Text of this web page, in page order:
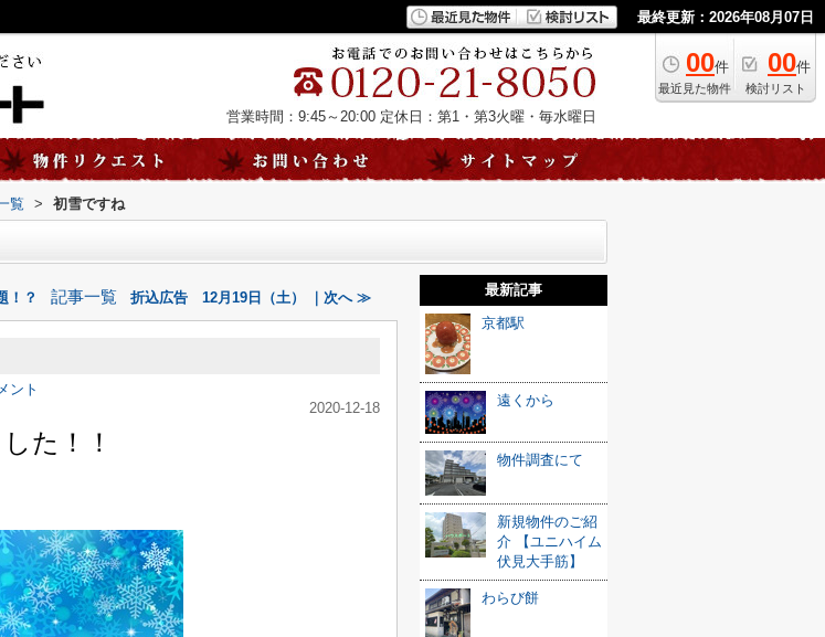
最終更新：2026年08月07日
00件
最近見た物件
00件
検討リスト
営業時間：9:45～20:00 定休日：第1・第3火曜・毎水曜日
覧 > 初雪ですね
！？ 記事一覧 折込広告 12月19日（土） ｜次へ ≫
ント
2020-12-18
た！！
最新記事
京都駅
遠くから
物件調査にて
新規物件のご紹
介 【ユニハイム
伏見大手筋】
わらび餅